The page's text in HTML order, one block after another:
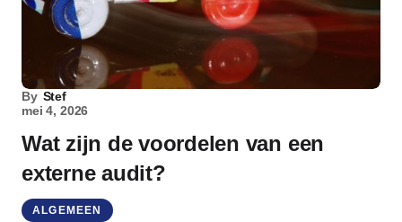
By Stef
mei 4, 2026
Wat zijn de voordelen van een
externe audit?
ALGEMEEN